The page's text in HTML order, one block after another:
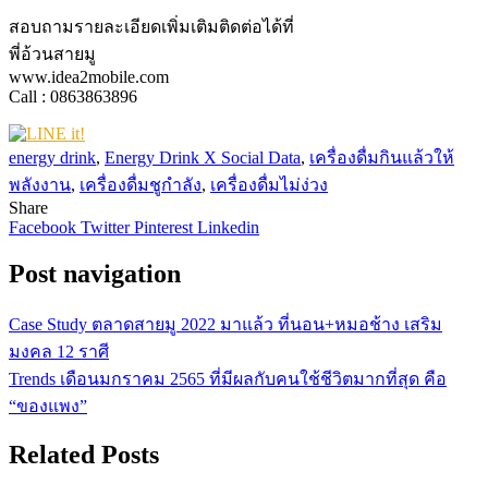
สอบถามรายละเอียดเพิ่มเติมติดต่อได้ที่
พี่อ้วนสายมู
www.idea2mobile.com
Call : 0863863896
energy drink, Energy Drink X Social Data, เครื่องดื่มกินแล้วให้
พลังงาน, เครื่องดื่มชูกำลัง, เครื่องดื่มไม่ง่วง
Share
Facebook TwitterPinterest Linkedin
Post navigation
Case Study ตลาดสายมู 2022 มาแล้ว ที่นอน+หมอช้าง เสริม
มงคล 12 ราศี
Trends เดือนมกราคม 2565 ที่มีผลกับคนใช้ชีวิตมากที่สุด คือ
“ของแพง”
Related Posts